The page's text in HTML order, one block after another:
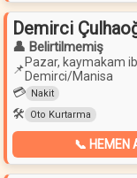
Demirci
👤 Belirtilmemiş
📌Pazar, kaymakam
Demirci/Manisa
💳 Nakit
🛠️ Oto Kurtarma
📞 HEMEN